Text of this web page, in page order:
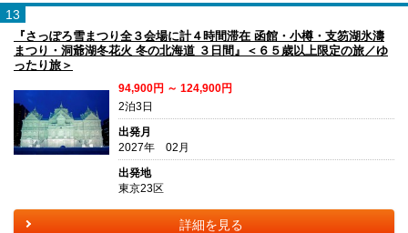
13
『さっぽろ雪まつり全３会場に計４時間滞在 函館・小樽・支笏湖氷濤
まつり・洞爺湖冬花火 冬の北海道 ３日間』＜６５歳以上限定の旅／ゆ
ったり旅＞
94,900円 ～ 124,900円
2泊3日
出発月
2027年 02月
出発地
東京23区
詳細を見る